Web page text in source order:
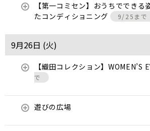
【第一コミセン】おうちでできる
たコンディショニング
9/25まで
9月26日 (火)
【織田コレクション】WOMEN’S
で
遊びの広場